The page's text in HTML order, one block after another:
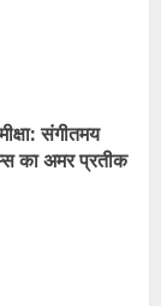
संगीतमय
का अमर प्रतीक